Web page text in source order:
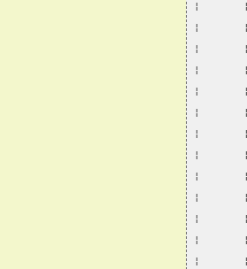
¦
¦
¦
¦       ¦
¦
¦
¦
¦
¦
¦
¦
¦
¦